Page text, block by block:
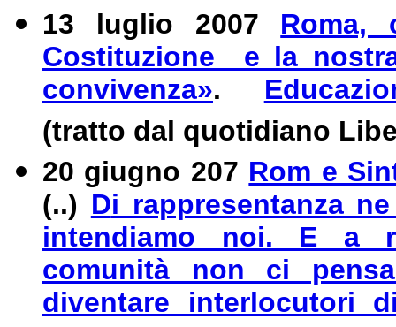
13 luglio 2007 Roma,
Costituzione e la
convivenza».
(tratto dal quotidiano
20 giugno 207 Rom e
(..) Di rappresentanza
intendiamo noi. E a
comunità non ci
diventare interlocutori